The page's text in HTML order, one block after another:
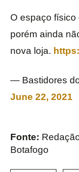
O espaço
porém ainda
nova loja.
— Bastidores
June 22, 2021
Fonte:
Botafogo